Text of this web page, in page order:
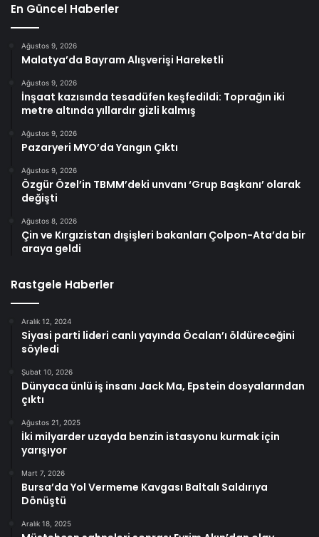
En Güncel Haberler
Ağustos 9, 2026
Malatya’da Bayram Alışverişi Hareketli
Ağustos 9, 2026
İnşaat kazısında tesadüfen keşfedildi: Toprağın iki
metre altında yıllardır gizli kalmış
Ağustos 9, 2026
Pazaryeri MYO’da Yangın Çıktı
Ağustos 9, 2026
Özgür Özel’in TBMM’deki unvanı ‘Grup Başkanı’ olarak
değişti
Ağustos 8, 2026
Çin ve Kırgızistan dışişleri bakanları Çolpon-Ata’da bir
araya geldi
Rastgele Haberler
Aralık 12, 2024
Siyasi parti lideri canlı yayında Öcalan’ı öldüreceğini
söyledi
Şubat 10, 2026
Dünyaca ünlü iş insanı Jack Ma, Epstein dosyalarından
çıktı
Ağustos 21, 2025
İki milyarder uzayda benzin istasyonu kurmak için
yarışıyor
Mart 7, 2026
Bursa’da Yol Vermeme Kavgası Baltalı Saldırıya
Dönüştü
Aralık 18, 2025